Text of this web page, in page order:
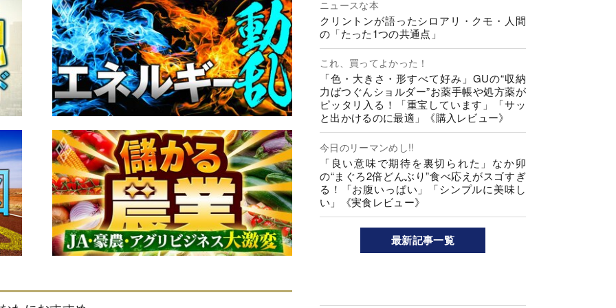
ニュースな本
クリントンが語ったシロアリ・クモ・人間
の「たった1つの共通点」
これ、買ってよかった！
「色・大きさ・形すべて好み」GUの“収納
力ばつぐんショルダー”お薬手帳や処方薬が
ピッタリ入る！「重宝しています」「サッ
と出かけるのに最適」《購入レビュー》
今日のリーマンめし!!
「良い意味で期待を裏切られた」なか卯
の“まぐろ2倍どんぶり”食べ応えがスゴすぎ
る！「お腹いっぱい」「シンプルに美味し
い」《実食レビュー》
最新記事一覧